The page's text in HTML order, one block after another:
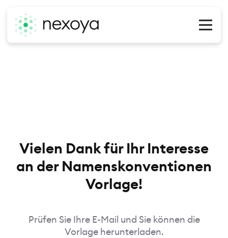
Vielen Dank für Ihr Interesse
an der Namenskonventionen
Vorlage!
Prüfen Sie Ihre E-Mail und Sie können die
Vorlage herunterladen.